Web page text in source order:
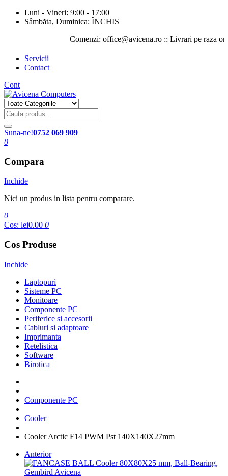
Luni - Vineri: 9:00 - 17:00
Sâmbăta, Duminica: ÎNCHIS
Comenzi: office@avicena.ro :: Livrari pe raza
Servicii
Contact
Cont
Suna-ne!0752 069 909
0
Compara
Inchide
Nici un produs in lista pentru comparare.
0
Cos: lei0.00 0
Cos Produse
Inchide
Laptopuri
Sisteme PC
Monitoare
Componente PC
Periferice si accesorii
Cabluri si adaptoare
Imprimanta
Retelistica
Software
Birotica
Componente PC
Cooler
Cooler Arctic F14 PWM Pst 140X140X27mm
Anterior